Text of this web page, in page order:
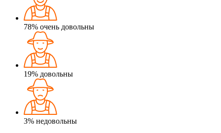
78% очень довольны
19% довольны
3% недовольны